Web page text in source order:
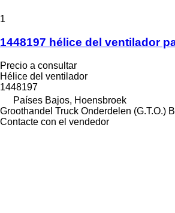
1
1448197 hélice del ventilador
Precio a consultar
Hélice del ventilador
1448197
Países Bajos, Hoensbroek
Groothandel Truck Onderdelen (G.T.O.)
Contacte con el vendedor